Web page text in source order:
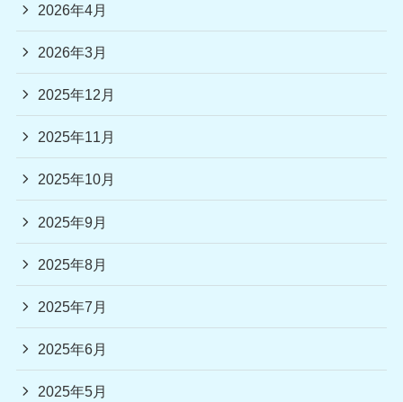
2026年4月
2026年3月
2025年12月
2025年11月
2025年10月
2025年9月
2025年8月
2025年7月
2025年6月
2025年5月